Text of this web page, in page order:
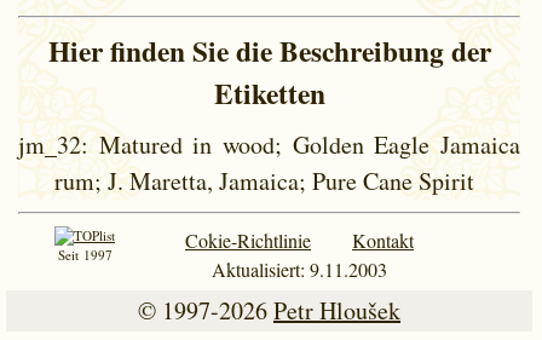
Hier finden Sie die Beschreibung der
Etiketten
jm_32: Matured in wood; Golden Eagle Jamaica
rum; J. Maretta, Jamaica; Pure Cane Spirit
Seit 1997
Cokie-Richtlinie
Kontakt
Aktualisiert: 9.11.2003
© 1997-2026Petr Hloušek